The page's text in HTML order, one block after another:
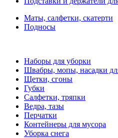
Маты, салфетки, скатерти
Подносы
Наборы для уборки
Швабры, мопы, насадки
Щетки, сгоны
Губки
Салфетки, тряпки
Ведра, тазы
Перчатки
Контейнеры для мусора
Уборка снега